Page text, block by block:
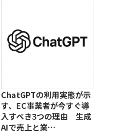
ChatGPTの利用実態が示
す、EC事業者が今すぐ導
入すべき3つの理由｜生成
AIで売上と業…